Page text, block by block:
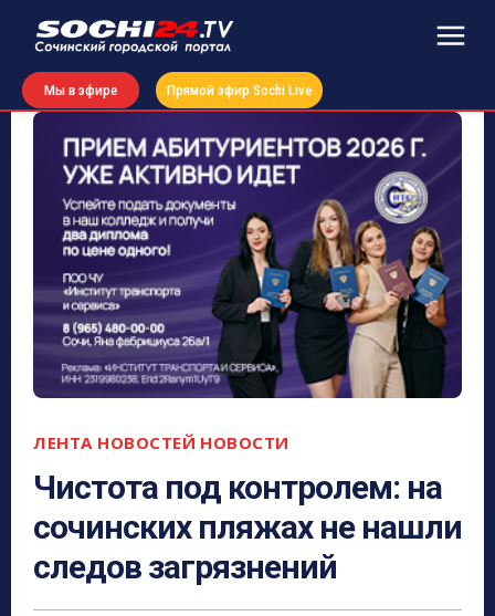
Мы в эфире Прямой эфир Sochi Live
ЛЕНТА НОВОСТЕЙ НОВОСТИ
Чистота под контролем: на
сочинских пляжах не нашли
следов загрязнений